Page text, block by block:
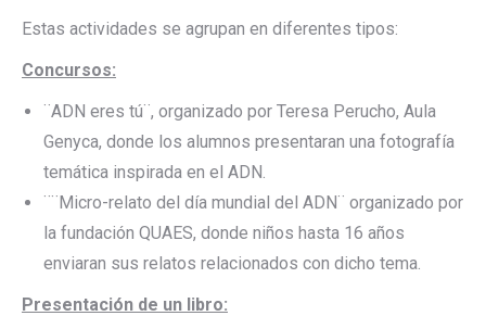
Estas actividades se agrupan en diferentes tipos:
Concursos:
¨ADN eres tú¨, organizado por Teresa Perucho, Aula
Genyca, donde los alumnos presentaran una fotografía
temática inspirada en el ADN.
¨¨Micro-relato del día mundial del ADN¨ organizado por
la fundación QUAES, donde niños hasta 16 años
enviaran sus relatos relacionados con dicho tema.
Presentación de un libro: